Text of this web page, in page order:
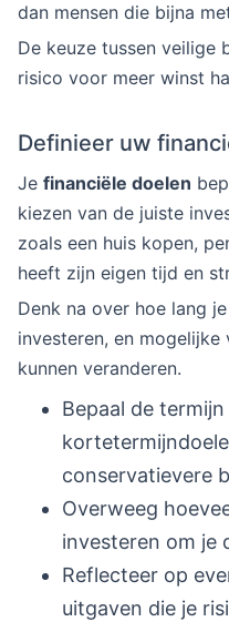
dan mensen die bijna
De keuze tussen veilige
risico voor meer winst
Definieer uw
Je financiële doelen
kiezen van de juiste
zoals een huis kopen,
heeft zijn eigen tijd en
Denk na over hoe lang
investeren, en mogelijke
kunnen veranderen.
Bepaal de
conservatievere
Overweeg
investeren om je
Reflecteer op
uitgaven die je